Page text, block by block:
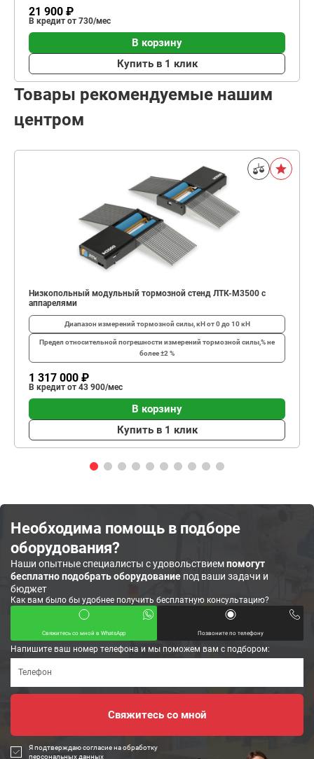
21 900 ₽
В кредит от 730/мес
В корзину
Купить в 1 клик
Товары рекомендуемые нашим
центром
Низкопольный модульный тормозной стенд ЛТК-М3500 с
аппарелями
Диапазон измерений тормозной силы, кНот 0 до 10 кН
Предел относительной погрешности измерений тормозной силы,%не
более ±2 %
1 317 000 ₽
В кредит от 43 900/мес
В корзину
Купить в 1 клик
Необходима помощь в подборе
оборудования?
Наши опытные специалисты с удовольствиемпомогут
бесплатно подобрать оборудование под ваши задачи и
бюджет
Как вам было бы удобнее получить бесплатную консультацию?
Свяжитесь со мной в WhatsApp Позвоните по телефону
Напишите ваш номер телефона и мы поможем вам с подбором:
Я подтверждаю согласие на обработку
персональных данных